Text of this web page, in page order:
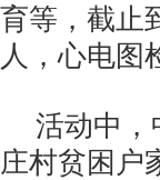
育等，截止
人，心电图
活动中，
庄村贫困户